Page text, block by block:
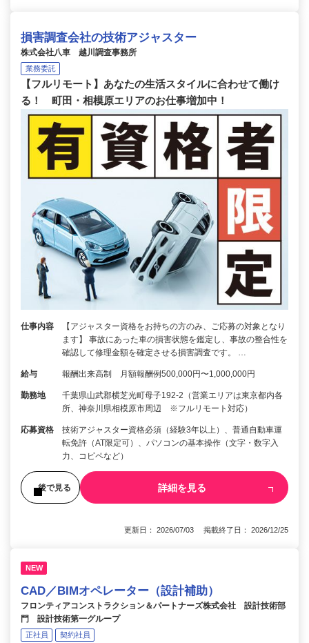
損害調査会社の技術アジャスター
株式会社八車 越川調査事務所
業務委託
【フルリモート】あなたの生活スタイルに合わせて働け
る！ 町田・相模原エリアのお仕事増加中！
仕事内容
【アジャスター資格をお持ちの方のみ、ご応募の対象となり
ます】 事故にあった車の損害状態を鑑定し、事故の整合性を
確認して修理金額を確定させる損害調査です。 …
給与 報酬出来高制 月額報酬例500,000円〜1,000,000円
勤務地
千葉県山武郡横芝光町母子192-2（営業エリアは東京都内各
所、神奈川県相模原市周辺 ※フルリモート対応）
応募資格
技術アジャスター資格必須（経験3年以上）、普通自動車運
転免許（AT限定可）、パソコンの基本操作（文字・数字入
力、コピペなど）
後で見る 詳細を見る
更新日： 2026/07/03 掲載終了日： 2026/12/25
NEW
CAD／BIMオペレーター（設計補助）
フロンティアコンストラクション＆パートナーズ株式会社 設計技術部
門 設計技術第一グループ
正社員 契約社員